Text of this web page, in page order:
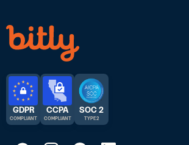
GDPR
COMPLIANT
CCPA
COMPLIANT
SOC 2
TYPE 2